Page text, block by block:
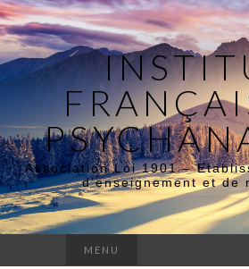
Association Loi 1901 –
d’enseignement et de
MENU